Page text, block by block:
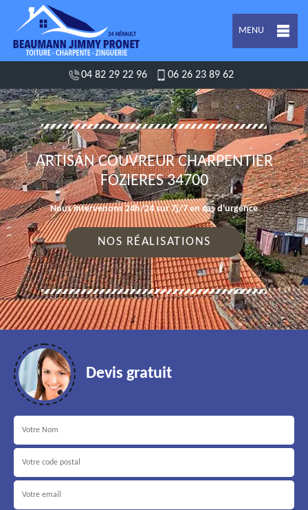
MENU
04 82 29 22 96 06 26 23 89 62
ARTISAN COUVREUR CHARPENTIER
FOZIERES 34700
Nous intervenons 24h/24 sur 7j/7 en cas d'urgence
NOS RÉALISATIONS
Devis gratuit